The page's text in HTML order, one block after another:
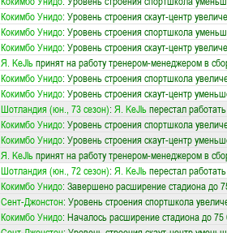
Кокимбо Унидо: Уровень строения скаут-центр
Кокимбо Унидо: Уровень строения спортшкола
Кокимбо Унидо: Уровень строения скаут-центр
Я. KеJlьпринят на работу тренером-менеджером в
Кокимбо Унидо: Уровень строения спортшкола
Кокимбо Унидо: Уровень строения скаут-центр
Шотландия (юн., 73 сезон): Я. KеJlьперестал
Кокимбо Унидо: Уровень строения спортшкола
Кокимбо Унидо: Уровень строения скаут-центр
Я. KеJlьпринят на работу тренером-менеджером в
Шотландия (юн., 72 сезон): Я. KеJlьперестал
Кокимбо Унидо: Завершено расширение стадиона до
Сент-Джонстон: Уровень строения спортшкола
Кокимбо Унидо: Началось расширение стадиона до 75